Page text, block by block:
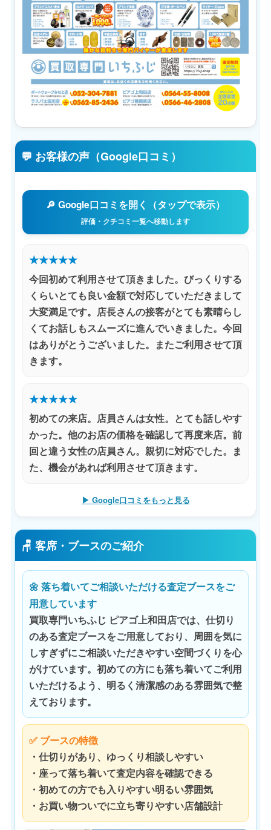
💬 お客様の声（Google口コミ）
🔎 Google口コミを開く（タップで表示）
評価・クチコミ一覧へ移動します
★★★★★
今回初めて利用させて頂きました。びっくりする
くらいとても良い金額で対応していただきまして
大変満足です。店長さんの接客がとても素晴らし
くてお話しもスムーズに進んでいきました。今回
はありがとうございました。またご利用させて頂
きます。
★★★★★
初めての来店。店員さんは女性。とても話しやす
かった。他のお店の価格を確認して再度来店。前
回と違う女性の店員さん。親切に対応でした。ま
た、機会があれば利用させて頂きます。
▶ Google口コミをもっと見る
🪑 客席・ブースのご紹介
🌼 落ち着いてご相談いただける査定ブースをご
用意しています
買取専門いちふじ ピアゴ上和田店では、仕切り
のある査定ブースをご用意しており、周囲を気に
しすぎずにご相談いただきやすい空間づくりを心
がけています。初めての方にも落ち着いてご利用
いただけるよう、明るく清潔感のある雰囲気で整
えております。
✅ ブースの特徴
・仕切りがあり、ゆっくり相談しやすい
・座って落ち着いて査定内容を確認できる
・初めての方でも入りやすい明るい雰囲気
・お買い物ついでに立ち寄りやすい店舗設計